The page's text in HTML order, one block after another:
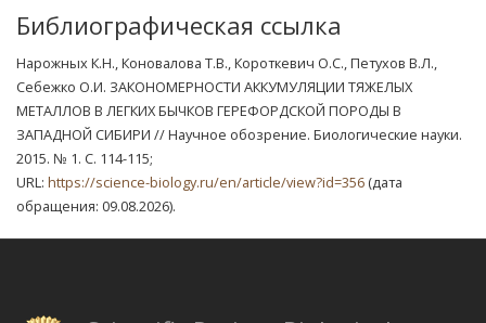
Библиографическая ссылка
Нарожных К.Н., Коновалова Т.В., Короткевич О.С., Петухов В.Л.,
Себежко О.И. ЗАКОНОМЕРНОСТИ АККУМУЛЯЦИИ ТЯЖЕЛЫХ
МЕТАЛЛОВ В ЛЕГКИХ БЫЧКОВ ГЕРЕФОРДСКОЙ ПОРОДЫ В
ЗАПАДНОЙ СИБИРИ // Научное обозрение. Биологические науки.
2015. № 1. С. 114-115;
URL: https://science-biology.ru/en/article/view?id=356 (дата
обращения: 09.08.2026).